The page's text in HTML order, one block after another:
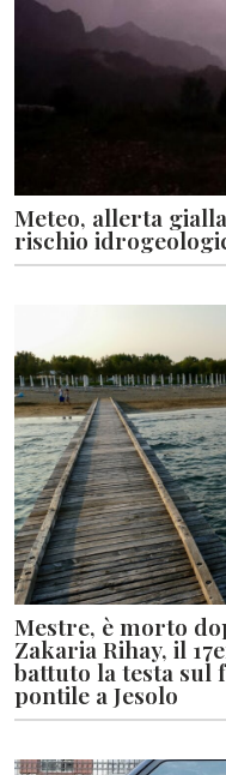
Meteo, allerta
rischio
Mestre, è morto
Zakaria Rihay, il
battuto la testa sul
pontile a Jesolo